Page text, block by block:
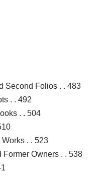
Second Folios . . 483
. . 492
. . 504
Works . . 523
Former Owners . . 538